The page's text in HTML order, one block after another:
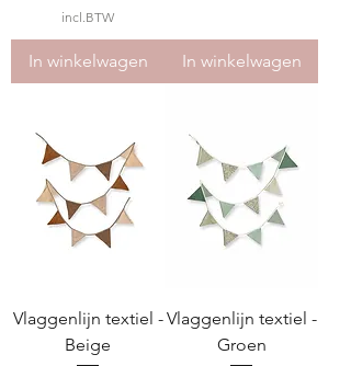
incl.BTW
In winkelwagen In winkelwagen
Vlaggenlijn textiel -
Beige
Vlaggenlijn textiel -
Groen